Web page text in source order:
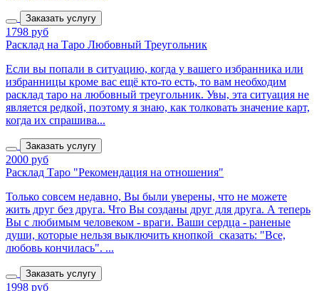
Заказать услугу
1798 руб
Расклад на Таро Любовный Треугольник
Если вы попали в ситуацию, когда у вашего избранника или
избранницы кроме вас ещё кто-то есть, то вам необходим
расклад таро на любовный треугольник. Увы, эта ситуация не
является редкой, поэтому я знаю, как толковать значение карт,
когда их спрашива...
Заказать услугу
2000 руб
Расклад Таро "Рекомендация на отношения"
Только совсем недавно, Вы были уверены, что не можете
жить друг без друга. Что Вы созданы друг для друга. А теперь
Вы с любимым человеком - враги. Ваши сердца - раненые
души, которые нельзя выключить кнопкой сказать: "Все,
любовь кончилась". ...
Заказать услугу
1998 руб